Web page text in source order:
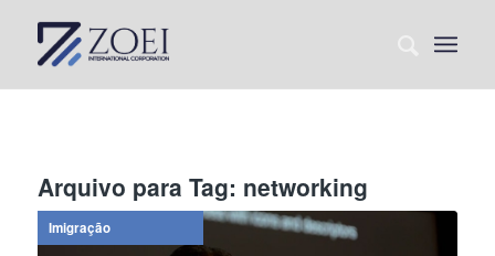
Arquivo para Tag: networking
Imigração